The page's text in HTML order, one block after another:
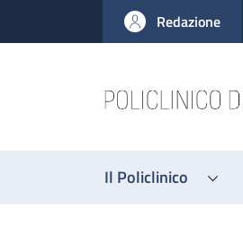
al contenuto principale
to footer content
Redazione
Il Policlinico